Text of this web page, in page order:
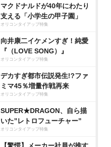
マクドナルドが40年にわたり
支える「小学生の甲子園」
オリコンタイアップ特集
向井康二イケメンすぎ！純愛
『（LOVE SONG）』
オリコンタイアップ特集
デカすぎ都市伝説発生!?ファ
ミマ45％増量作戦再来
オリコンタイアップ特集
SUPER★DRAGON、自ら描
いた”レトロフューチャー”
オリコンタイアップ特集